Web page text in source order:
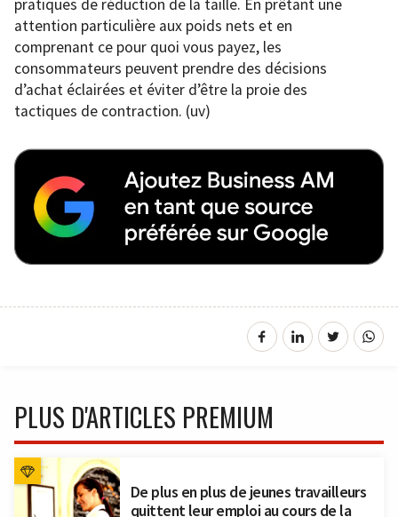
pratiques de réduction de la taille. En prêtant une
attention particulière aux poids nets et en
comprenant ce pour quoi vous payez, les
consommateurs peuvent prendre des décisions
d’achat éclairées et éviter d’être la proie des
tactiques de contraction. (uv)
PLUS D'ARTICLES PREMIUM
De plus en plus de jeunes travailleurs
quittent leur emploi au cours de la